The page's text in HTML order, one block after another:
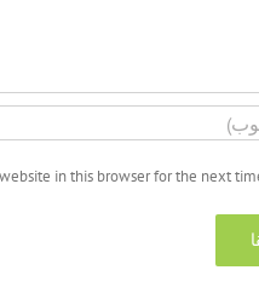
in this browser for the next